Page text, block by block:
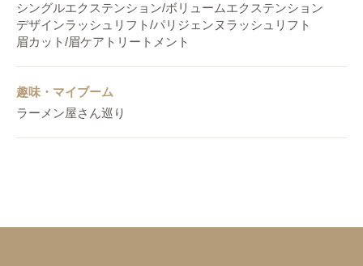
シングルエクステンション/ボリュームエクステンション
デザインラッシュリフト/パリジェンヌラッシュリフト
眉カット/眉ケアトリートメント
趣味・マイブーム
ラーメン屋さん巡り